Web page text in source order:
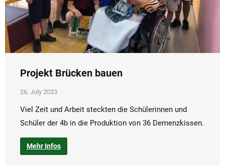
Projekt Brücken bauen
26. July 2023
Viel Zeit und Arbeit steckten die Schülerinnen und
Schüler der 4b in die Produktion von 36 Demenzkissen.
Mehr Infos